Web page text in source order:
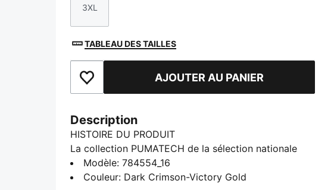
Taille
3XL
TABLEAU DES TAILLES
Ajouter aux favorisAJOUTER AU PANIER
Description
HISTOIRE DU PRODUIT
La collection PUMATECH de la sélection nationale
fusionne technologie de pointe et histoire du pays.
Conçue pour les vrais fans, cette pièce mise sur des
Modèle:784554_16
Couleur: Dark Crimson-Victory Gold